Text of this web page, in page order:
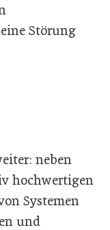
Störung
neben
hochwertigen
Systemen
und